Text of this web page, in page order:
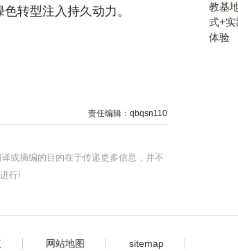
转型注入持久动力。
责任编辑：qbqsn110
或摘编的目的在于传递更多信息，并不
行!
网站地图 sitemap